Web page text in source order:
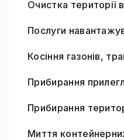
Очистка території
Послуги
Косіння газонів,
Прибирання
Прибирання
Миття